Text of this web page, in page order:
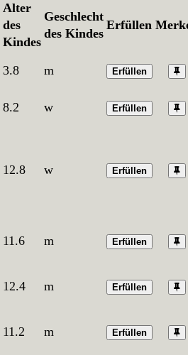
Alter
des
Kindes
Geschlecht
des Kindes
Erfüllen
3.8 m Erfüllen
8.2 w Erfüllen
12.8 w Erfüllen
11.6 m Erfüllen
12.4 m Erfüllen
11.2 m Erfüllen